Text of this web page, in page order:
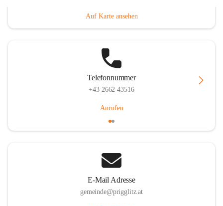
Auf Karte ansehen
Telefonnummer
+43 2662 43516
Anrufen
E-Mail Adresse
gemeinde@prigglitz.at